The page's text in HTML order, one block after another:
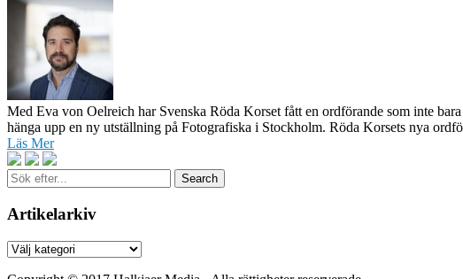
Med Eva von Oelreich har Svenska Röda Korset fått en ordförande som inte
hänga upp en ny utställning på Fotografiska i Stockholm. Röda Korsets nya
Läs Mer
Sök
efter...
Artikelarkiv
Artikelarkiv